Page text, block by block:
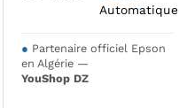
Automatique
● Partenaire officiel Epson
en Algérie —
YouShop DZ